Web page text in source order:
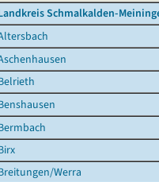
Schmalkalden-
Werra